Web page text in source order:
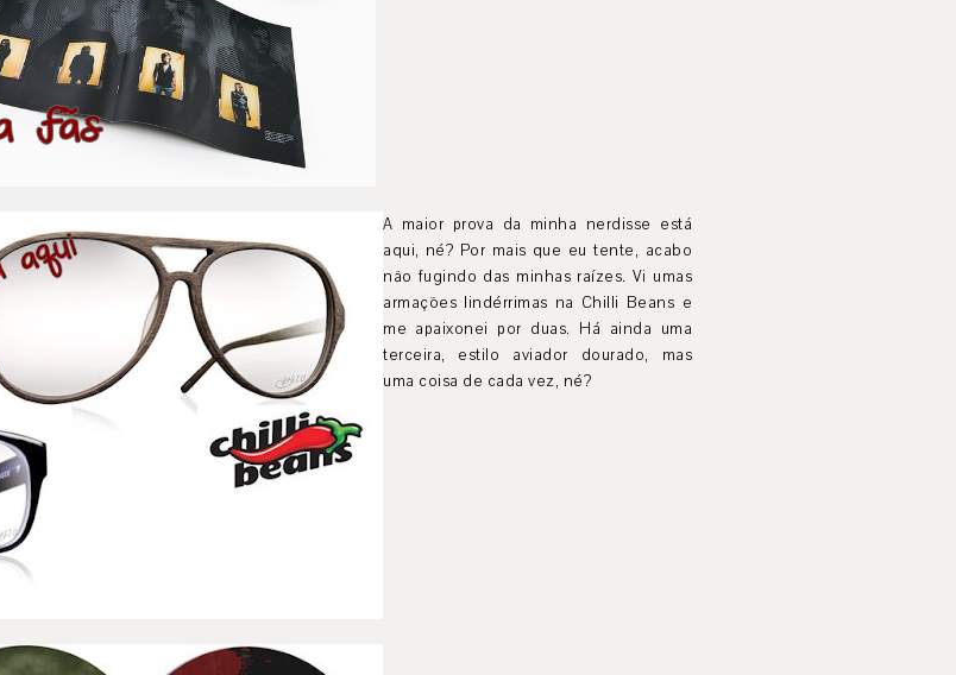
A maior prova da minha nerdisse está
aqui, né? Por mais que eu tente, acabo
não fugindo das minhas raízes. Vi umas
armações lindérrimas na Chilli Beans e
me apaixonei por duas. Há ainda uma
terceira, estilo aviador dourado, mas
uma coisa de cada vez, né?